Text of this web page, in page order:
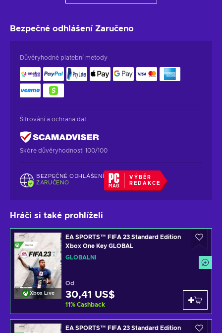
Bezpečné odhlášení Zaručeno
Důvěryhodné platební metody
Šifrování a ochrana dat
Skóre důvěryhodnosti 100/100
BEZPEČNÉ ODHLÁŠENÍ
ZARUČENO
VÝBĚR
REDAKCE
Hráči si také prohlíželi
Xbox Live
EA SPORTS™ FIFA 23 Standard Edition
Xbox One Key GLOBAL
GLOBÁLNÍ
Od
30,41 US$
11% Cashback
EA SPORTS™ FIFA 23 Standard Edition